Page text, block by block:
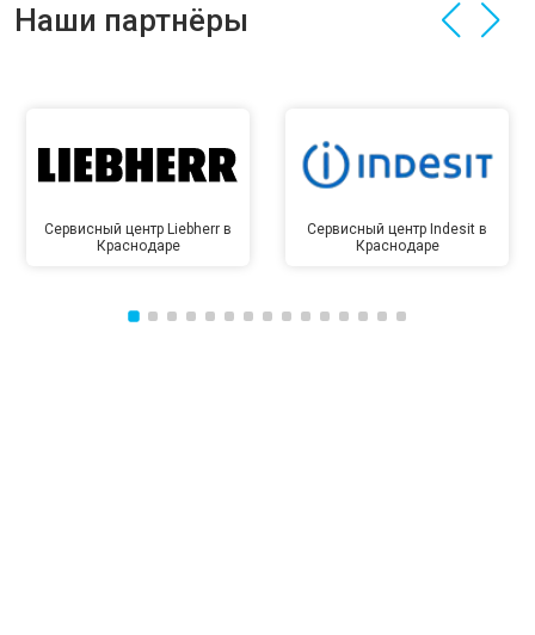
Наши партнёры
Сервисный центр Liebherr в
Краснодаре
Сервисный центр Indesit в
Краснодаре